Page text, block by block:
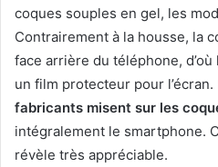
coques souples en gel, les
Contrairement à la housse, la
face arrière du téléphone,
un film protecteur pour
fabricants misent sur les
intégralement le smartphone.
révèle très appréciable.